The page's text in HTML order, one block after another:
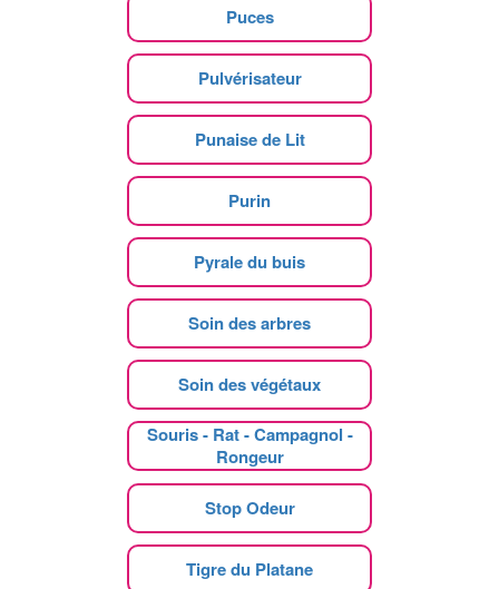
Puces
Pulvérisateur
Punaise de Lit
Purin
Pyrale du buis
Soin des arbres
Soin des végétaux
Souris - Rat - Campagnol -
Rongeur
Stop Odeur
Tigre du Platane